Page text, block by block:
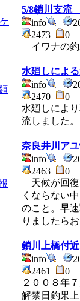
5/8鎖川支流
info
2473
0
イワナの釣
水廻しによ
info
2470
0
水廻しによ
流しました。
奈良井川ア
info
2463
0
天候が回復
くならない
のこと。早
りましたら
鎖川上橋付近
info
2461
0
２００８年
解禁日釣果